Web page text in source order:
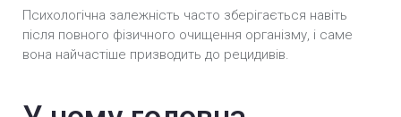
Психологічна залежність часто зберігається навіть
після повного фізичного очищення організму, і саме
вона найчастіше призводить до рецидивів.